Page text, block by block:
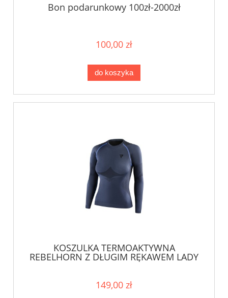
Bon podarunkowy 100zł-2000zł
100,00 zł
do koszyka
KOSZULKA TERMOAKTYWNA
REBELHORN Z DŁUGIM RĘKAWEM LADY
FREEZE GREY/BLACK
149,00 zł